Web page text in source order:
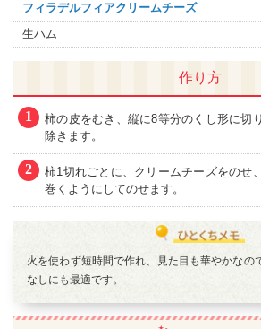
フィラデルフィアクリームチーズ
生ハム
作り方
1
柿の皮をむき、縦に8等分のくし形に切
除きます。
2
柿1切れごとに、クリームチーズをのせ
巻くようにしてのせます。
火を使わず短時間で作れ、見た目も華やかなの
なしにも最適です。